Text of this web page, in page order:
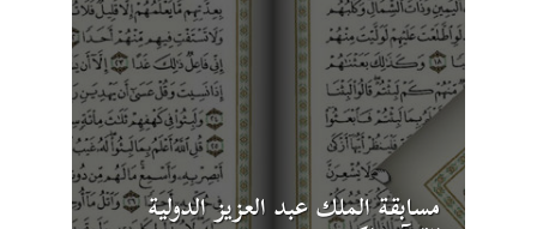
مسابقة الملك عبد العزيز الدولية